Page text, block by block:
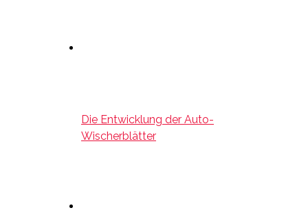
Die Entwicklung der Auto-
Wischerblätter